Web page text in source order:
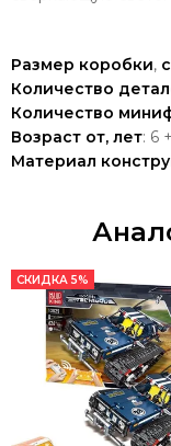
Размер коробки,
Количество
Количество
Возраст от, лет: 6 +
Материал
СКИДКА 5%